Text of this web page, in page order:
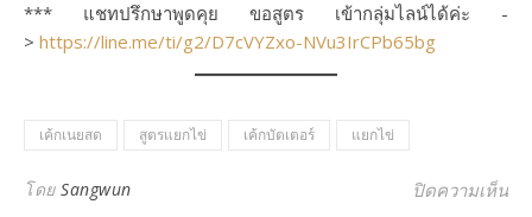
*** แชทปรึกษาพูดคุย ขอสูตร เข้ากลุ่มไลน์ได้ค่ะ -
> https://line.me/ti/g2/D7cVYZxo-NVu3IrCPb65bg
เค้กเนยสด สูตรแยกไข่ เค้กบัตเตอร์ แยกไข่
โดย Sangwun ปิดความเห็นบ